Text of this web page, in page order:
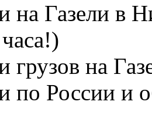
на Газели в
грузов на
по России и